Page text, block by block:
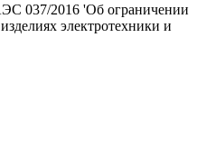
037/2016 'Об ограничении
электротехники и